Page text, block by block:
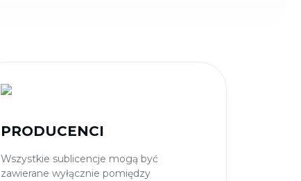
PRODUCENCI
Wszystkie sublicencje mogą być
zawierane wyłącznie pomiędzy